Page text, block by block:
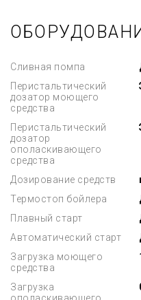
Сливная помпа
Перистальтический
дозатор моющего
средства
Перистальтический
дозатор
ополаскивающего
средства
Дозирование средств
Термостоп бойлера
Плавный старт
Автоматический старт
Загрузка моющего
средства
Загрузка